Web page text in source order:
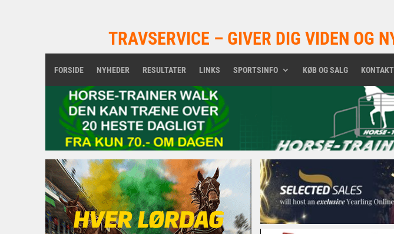
TRAVSERVICE – GIVER DIG VIDEN OG
FORSIDE NYHEDER RESULTATER LINKS SPORTSINFO KØB OG SALG KONTAKT